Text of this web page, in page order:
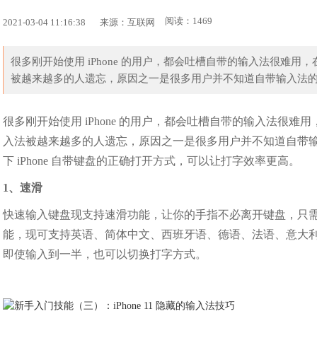
2021-03-04 11:16:38 来源：互联网 阅读：1469
很多刚开始使用 iPhone 的用户，都会吐槽自带的输入法很难用
被越来越多的人遗忘，原因之一是很多用户并不知道自带输入法
很多刚开始使用 iPhone 的用户，都会吐槽自带的输入法很难
入法被越来越多的人遗忘，原因之一是很多用户并不知道自
下 iPhone 自带键盘的正确打开方式，可以让打字效率更高。
1、速滑
快速输入键盘现支持速滑功能，让你的手指不必离开键盘，只
能，现可支持英语、简体中文、西班牙语、德语、法语、意
即使输入到一半，也可以切换打字方式。